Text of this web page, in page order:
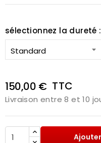
sélectionnez la dureté
150,00 € TTC
Livraison entre 8 et 10